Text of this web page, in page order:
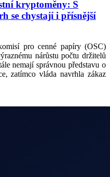
kryptoměny: S
se chystají i přísnější
pro cenné papíry (OSC)
nárůstu počtu držitelů
nemají správnou představu o
zatímco vláda navrhla zákaz